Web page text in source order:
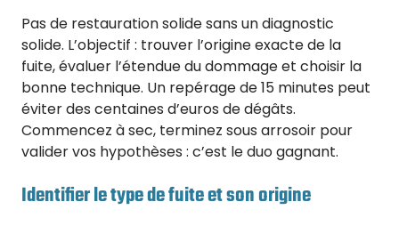
Pas de restauration solide sans un diagnostic
solide. L’objectif : trouver l’origine exacte de la
fuite, évaluer l’étendue du dommage et choisir la
bonne technique. Un repérage de 15 minutes peut
éviter des centaines d’euros de dégâts.
Commencez à sec, terminez sous arrosoir pour
valider vos hypothèses : c’est le duo gagnant.
Identifier le type de fuite et son origine